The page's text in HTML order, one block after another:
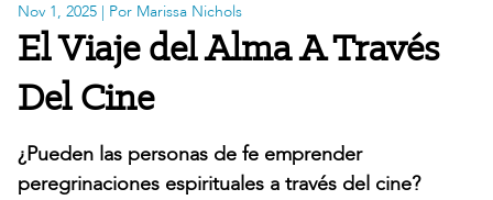
Nov 1, 2025 | Por Marissa Nichols
El Viaje del Alma A Través
Del Cine
¿Pueden las personas de fe emprender
peregrinaciones espirituales a través del cine?